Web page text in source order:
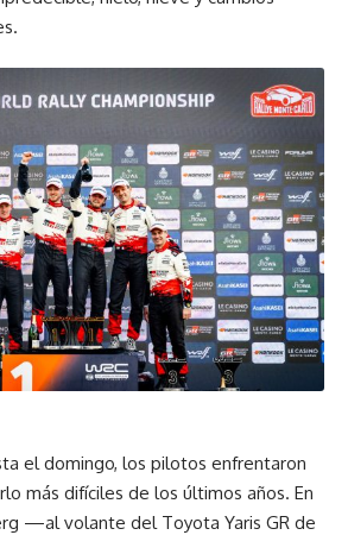
el domingo, los pilotos enfrentaron
más difíciles de los últimos años. En
—al volante del Toyota Yaris GR de